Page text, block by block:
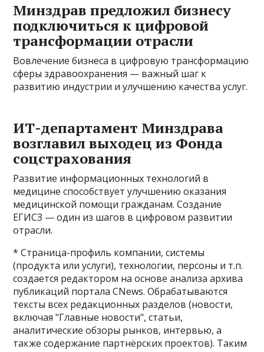
Минздрав предложил бизнесу
подключиться к цифровой
трансформации отрасли
Вовлечение бизнеса в цифровую трансформацию
сферы здравоохранения — важный шаг к
развитию индустрии и улучшению качества услуг.
ИТ-департамент Минздрава
возглавил выходец из Фонда
соцстрахования
Развитие информационных технологий в
медицине способствует улучшению оказания
медицинской помощи гражданам. Создание
ЕГИСЗ — один из шагов в цифровом развитии
отрасли.
* Страница-профиль компании, системы
(продукта или услуги), технологии, персоны и т.п.
создается редактором на основе анализа архива
публикаций портала CNews. Обрабатываются
тексты всех редакционных разделов (новости,
включая "Главные новости", статьи,
аналитические обзоры рынков, интервью, а
также содержание партнёрских проектов). Таким